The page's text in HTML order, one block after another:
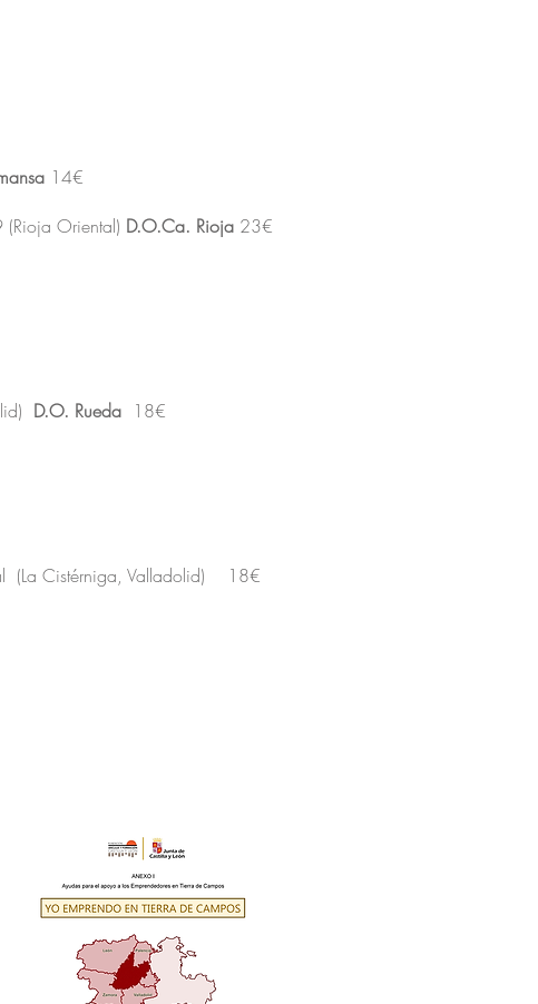
14€
Oriental) D.O.Ca. Rioja 23€
D.O. Rueda 18€
(La Cistérniga, Valladolid) 18€